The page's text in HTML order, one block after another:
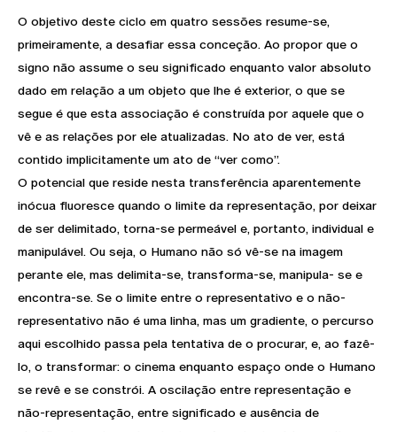
O objetivo deste ciclo em quatro sessões resume-se,
primeiramente, a desafiar essa conceção. Ao propor que o
signo não assume o seu significado enquanto valor absoluto
dado em relação a um objeto que lhe é exterior, o que se
segue é que esta associação é construída por aquele que o
vê e as relações por ele atualizadas. No ato de ver, está
contido implicitamente um ato de “ver como”.
O potencial que reside nesta transferência aparentemente
inócua fluoresce quando o limite da representação, por deixar
de ser delimitado, torna-se permeável e, portanto, individual e
manipulável. Ou seja, o Humano não só vê-se na imagem
perante ele, mas delimita-se, transforma-se, manipula- se e
encontra-se. Se o limite entre o representativo e o não-
representativo não é uma linha, mas um gradiente, o percurso
aqui escolhido passa pela tentativa de o procurar, e, ao fazê-
lo, o transformar: o cinema enquanto espaço onde o Humano
se revê e se constrói. A oscilação entre representação e
não-representação, entre significado e ausência de